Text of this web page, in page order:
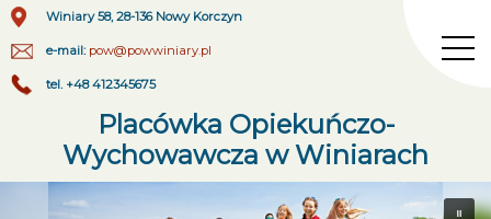
Winiary 58, 28-136 Nowy Korczyn
e-mail: pow@powwiniary.pl
tel. +48 412345675
Placówka Opiekuńczo-
Wychowawcza w Winiarach